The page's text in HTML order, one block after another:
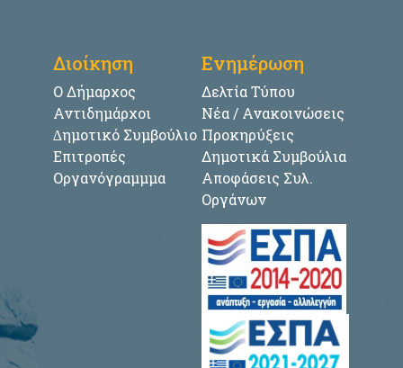
Διοίκηση
Ο Δήμαρχος
Αντιδημάρχοι
∆ημοτικό Συμβούλιο
Επιτροπές
Οργανόγραμμμα
Ενημέρωση
Δελτία Τύπου
Νέα / Ανακοινώσεις
Προκηρύξεις
Δημοτικά Συμβούλια
Αποφάσεις Συλ.
Οργάνων